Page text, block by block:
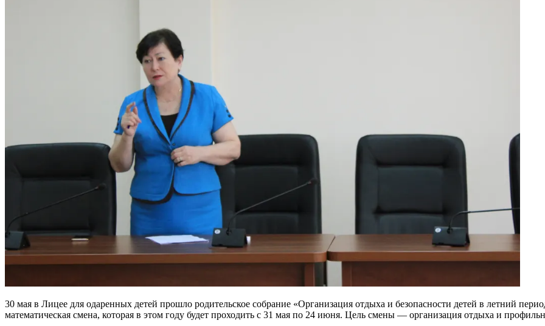
30 мая в Лицее для одаренных детей прошло родительское собрание «Организация отдыха и безопасности детей в летний
математическая смена, которая в этом году будет проходить с 31 мая по 24 июня. Цель смены — организация отдыха и